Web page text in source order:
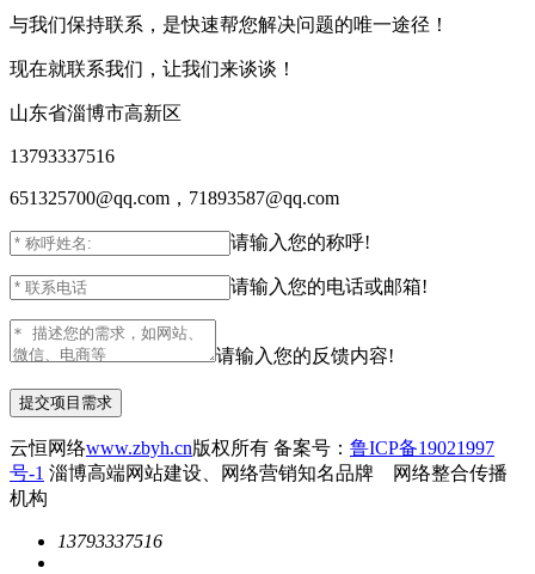
与我们保持联系，是快速帮您解决问题的唯一途径！
现在就联系我们，让我们来谈谈！
山东省淄博市高新区
13793337516
651325700@qq.com，71893587@qq.com
请输入您的称呼!
请输入您的电话或邮箱!
请输入您的反馈内容!
云恒网络www.zbyh.cn版权所有 备案号： 鲁ICP备19021997
号-1 淄博高端网站建设、网络营销知名品牌 网络整合传播
机构
13793337516